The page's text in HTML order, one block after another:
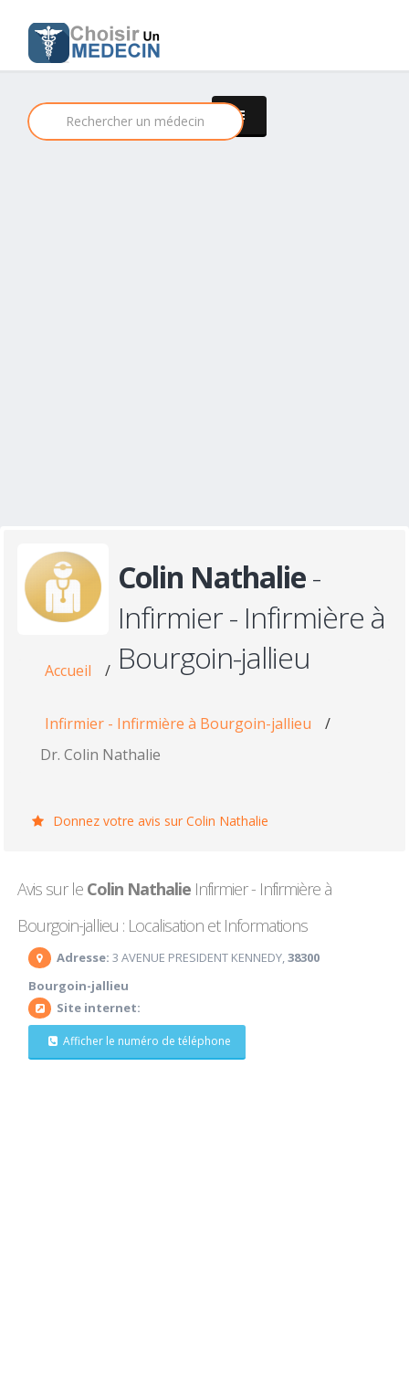
Colin Nathalie-
Infirmier - Infirmière à
Bourgoin-jallieu
Accueil /
Infirmier - Infirmière à Bourgoin-jallieu
/
Dr. Colin Nathalie
Donnez votre avis sur Colin Nathalie
Avis sur le Colin Nathalie Infirmier - Infirmière à
Bourgoin-jallieu : Localisation et Informations
Adresse: 3 AVENUE PRESIDENT KENNEDY,38300
Bourgoin-jallieu
Site internet:
Afficher le numéro de téléphone